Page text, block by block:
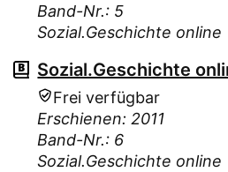
Band-Nr.: 5
Sozial.Geschichte online
Sozial.Geschichte
Frei verfügbar
Erschienen: 2011
Band-Nr.: 6
Sozial.Geschichte online